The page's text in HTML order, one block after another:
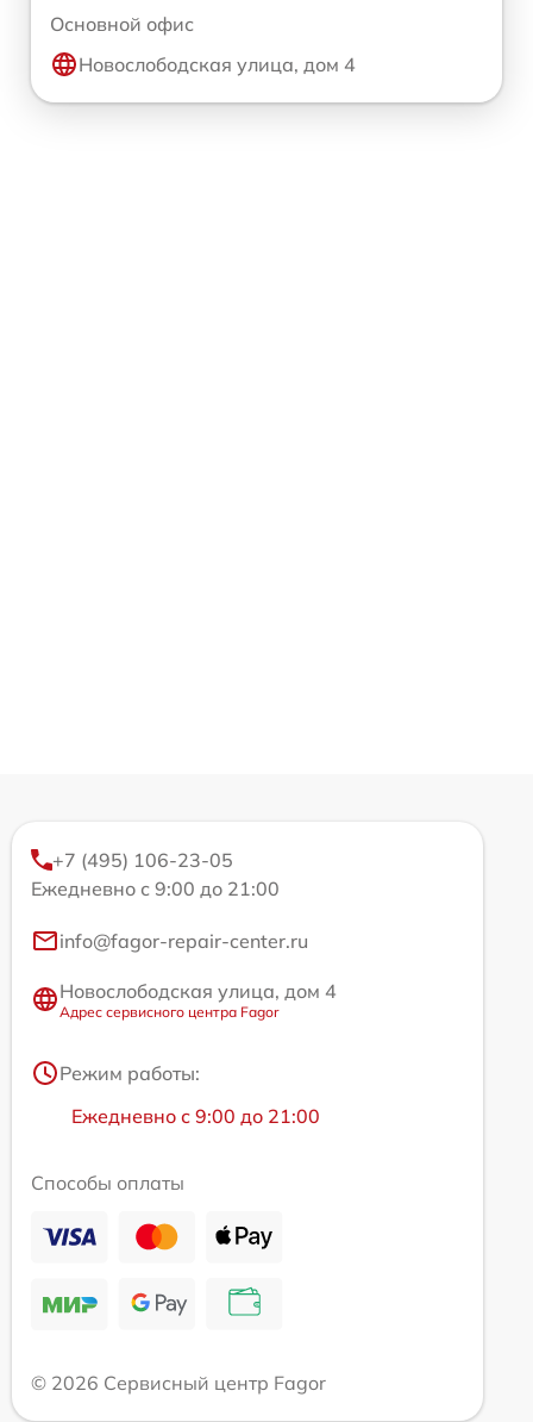
Основной офис
Новослободская улица, дом 4
+7 (495) 106-23-05
Ежедневно с 9:00 до 21:00
info@fagor-repair-center.ru
Новослободская улица, дом 4
Адрес сервисного центра Fagor
Режим работы:
Ежедневно с 9:00 до 21:00
Способы оплаты
© 2026 Сервисный центр Fagor